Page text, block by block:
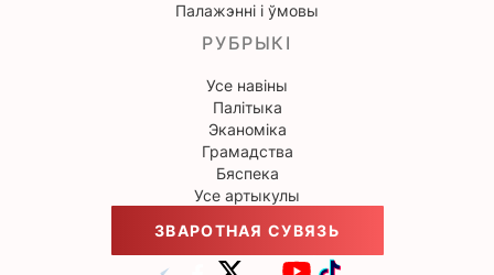
Палажэнні і ўмовы
РУБРЫКІ
Усе навіны
Палітыка
Эканоміка
Грамадства
Бяспека
Усе артыкулы
ЗВАРОТНАЯ СУВЯЗЬ